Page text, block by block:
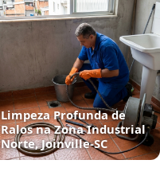
Limpeza Profunda de
Ralos na Zona Industrial
Norte, Joinville‑SC